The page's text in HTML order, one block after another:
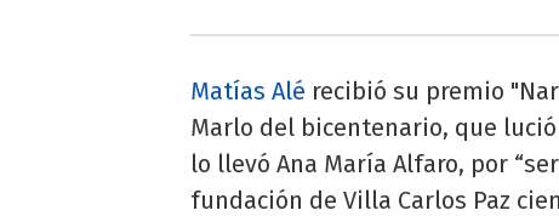
Matías Alé recibió su premio
Marlo del bicentenario, que
lo llevó Ana María Alfaro, por
fundación de Villa Carlos Paz